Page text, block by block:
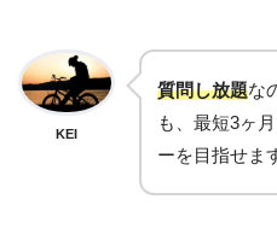
KEI
質問し放題な
も、最短3ヶ
ーを目指せま